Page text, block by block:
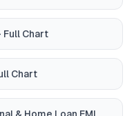
Full Chart
Chart